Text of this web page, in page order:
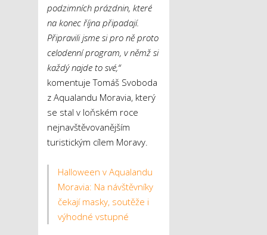
podzimních prázdnin, které
na konec října připadají.
Připravili jsme si pro ně proto
celodenní program, v němž si
každý najde to své,“
komentuje Tomáš Svoboda
z Aqualandu Moravia, který
se stal v loňském roce
nejnavštěvovanějším
turistickým cílem Moravy.
Halloween v Aqualandu
Moravia: Na návštěvníky
čekají masky, soutěže i
výhodné vstupné